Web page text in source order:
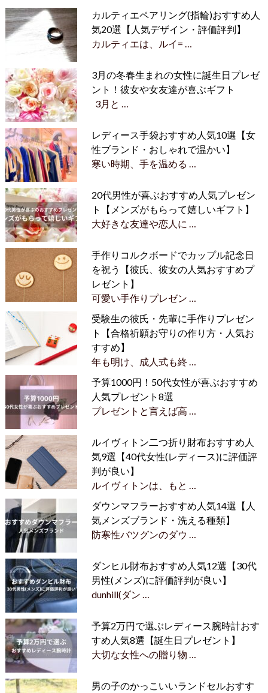
カルティエペアリング(指輪)おすすめ人
気20選【人気デザイン・評価評判】
カルティエは、ルイ= …
3月の冬春生まれの女性に誕生日プレゼ
ント！彼女や女友達が喜ぶギフト
3月と …
レディース手袋おすすめ人気10選【女
性ブランド・おしゃれで温かい】
寒い時期、手を温める …
20代男性が喜ぶおすすめ人気プレゼン
ト【メンズがもらって嬉しいギフト】
大好きな友達や恋人に …
手作りコルクボードでカップル記念日
を祝う【彼氏、彼女の人気おすすめプ
レゼント】
可愛い手作りプレゼン …
受験生の彼氏・先輩に手作りプレゼン
ト【合格祈願お守りの作り方・人気お
すすめ】
年も明け、成人式も終 …
予算1000円！50代女性が喜ぶおすすめ
人気プレゼント8選
プレゼントと言えば高 …
ルイヴィトン二つ折り財布おすすめ人
気9選【40代女性(レディース)に評価評
判が良い】
ルイヴィトンは、もと …
ダウンマフラーおすすめ人気14選【人
気メンズブランド・洗える種類】
防寒性バツグンのダウ …
ダンヒル財布おすすめ人気12選【30代
男性(メンズ)に評価評判が良い】
dunhill(ダン …
予算2万円で選ぶレディース腕時計おす
すめ人気8選【誕生日プレゼント】
大切な女性への贈り物 …
男の子のかっこいいランドセルおすす